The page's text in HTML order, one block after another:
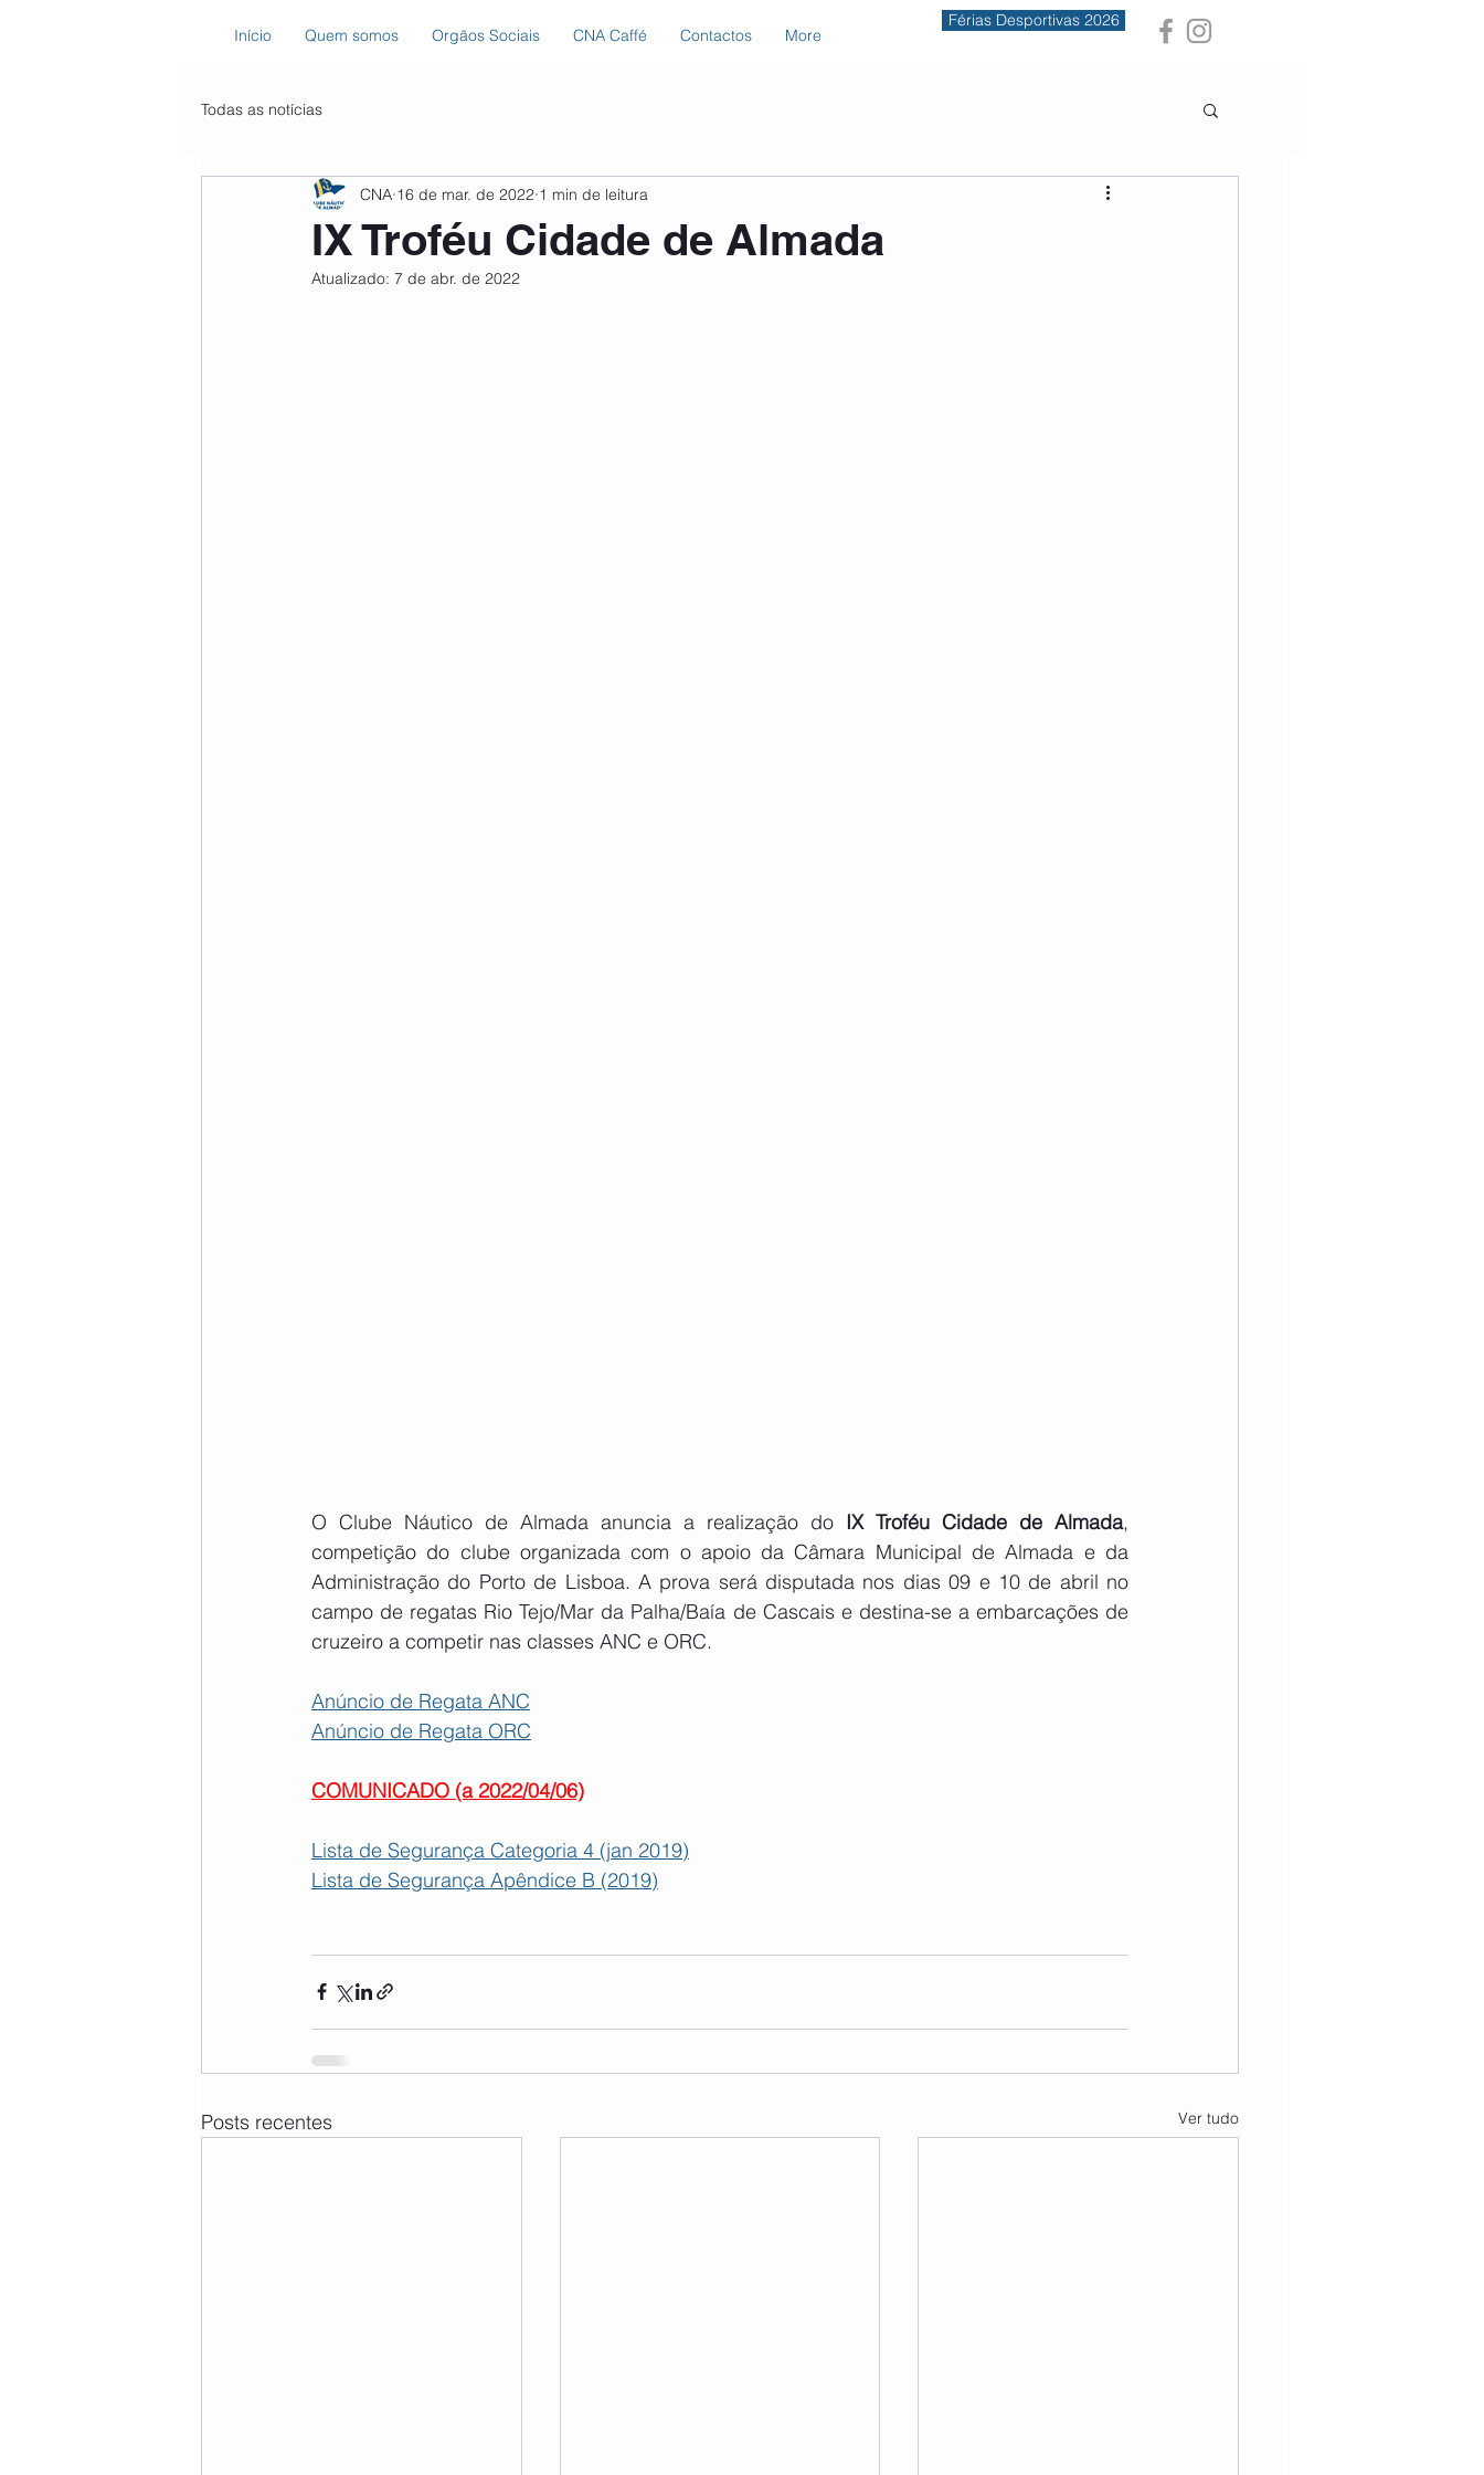
Início Quem somos Orgãos Sociais CNA Caffé Contactos More
Férias Desportivas 2026
Todas as notícias
IX Troféu Cidade de Almada
CNA 16 de mar. de 2022 1 min de leitura
Atualizado: 7 de abr. de 2022
O Clube Náutico de Almada anuncia a realização do IX Troféu Cidade de Almada,
competição do clube organizada com o apoio da Câmara Municipal de Almada e da
Administração do Porto de Lisboa. A prova será disputada nos dias 09 e 10 de abril no
campo de regatas Rio Tejo/Mar da Palha/Baía de Cascais e destina-se a embarcações de
cruzeiro a competir nas classes ANC e ORC.
Anúncio de Regata ANC
Anúncio de Regata ORC
COMUNICADO (a 2022/04/06)
Lista de Segurança Categoria 4 (jan 2019)
Lista de Segurança Apêndice B (2019)
Posts recentes Ver tudo